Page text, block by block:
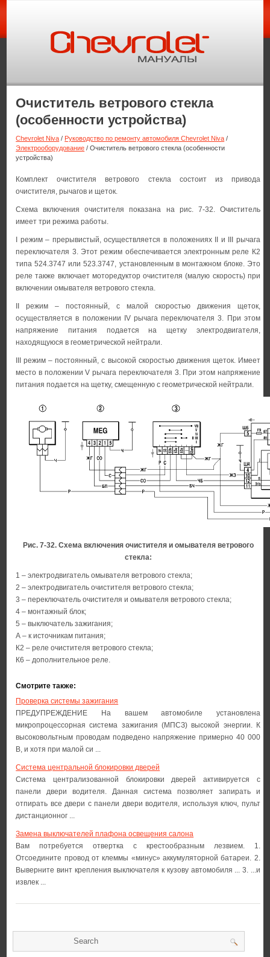
Очиститель ветрового стекла
(особенности устройства)
Chevrolet Niva / Руководство по ремонту автомобиля Chevrolet Niva /
Электрооборудование / Очиститель ветрового стекла (особенности
устройства)
Комплект очистителя ветрового стекла состоит из привода
очистителя, рычагов и щеток.
Схема включения очистителя показана на рис. 7-32. Очиститель
имеет три режима работы.
I режим – прерывистый, осуществляется в положениях II и III рычага
переключателя 3. Этот режим обеспечивается электронным реле К2
типа 524.3747 или 523.3747, установленным в монтажном блоке. Это
реле также включает моторедуктор очистителя (малую скорость) при
включении омывателя ветрового стекла.
II режим – постоянный, с малой скоростью движения щеток,
осуществляется в положении IV рычага переключателя 3. При этом
напряжение питания подается на щетку электродвигателя,
находящуюся в геометрической нейтрали.
III режим – постоянный, с высокой скоростью движения щеток. Имеет
место в положении V рычага переключателя 3. При этом напряжение
питания подается на щетку, смещенную с геометрической нейтрали.
Рис. 7-32. Схема включения очистителя и омывателя ветрового
стекла:
1 – электродвигатель омывателя ветрового стекла;
2 – электродвигатель очистителя ветрового стекла;
3 – переключатель очистителя и омывателя ветрового стекла;
4 – монтажный блок;
5 – выключатель зажигания;
А – к источникам питания;
К2 – реле очистителя ветрового стекла;
К6 – дополнительное реле.
Смотрите также:
Проверка системы зажигания
ПРЕДУПРЕЖДЕНИЕ На вашем автомобиле установлена
микропроцессорная система зажигания (МПСЗ) высокой энергии. К
высоковольтным проводам подведено напряжение примерно 40 000
В, и хотя при малой си ...
Система центральной блокировки дверей
Система централизованной блокировки дверей активируется с
панели двери водителя. Данная система позволяет запирать и
отпирать все двери с панели двери водителя, используя ключ, пульт
дистанционног ...
Замена выключателей плафона освещения салона
Вам потребуется отвертка с крестообразным лезвием. 1.
Отсоедините провод от клеммы «минус» аккумуляторной батареи. 2.
Выверните винт крепления выключателя к кузову автомобиля ... 3. ...и
извлек ...